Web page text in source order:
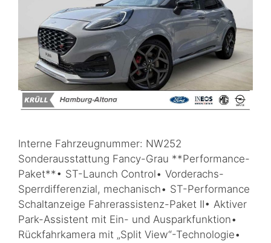
Interne Fahrzeugnummer: NW252
Sonderausstattung Fancy-Grau **Performance-
Paket**• ST-Launch Control• Vorderachs-
Sperrdifferenzial, mechanisch• ST-Performance
Schaltanzeige Fahrerassistenz-Paket II• Aktiver
Park-Assistent mit Ein- und Ausparkfunktion•
Rückfahrkamera mit „Split View“-Technologie•